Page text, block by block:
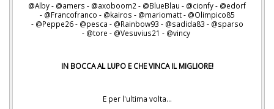
@Alby - @amers - @axoboom2 - @BlueBlau - @cionfy - @edorf
- @Francofranco - @kairos - @mariomatt - @Olimpico85
- @Peppe26 - @pesca - @Rainbow93 - @sadida83 - @sparso
- @tore - @Vesuvius21 - @vincy
IN BOCCA AL LUPO E CHE VINCA IL MIGLIORE!
E per l'ultima volta...